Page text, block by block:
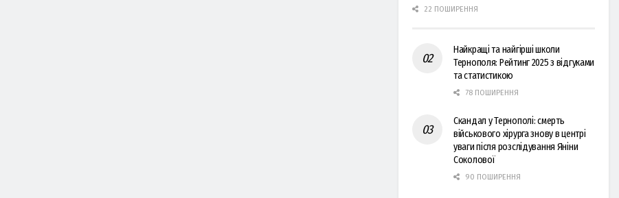
22 ПОШИРЕННЯ
Найкращі та найгірші школи
Тернополя: Рейтинг 2025 з відгуками
та статистикою
78 ПОШИРЕННЯ
Скандал у Тернополі: смерть
військового хірурга знову в центрі
уваги після розслідування Яніни
Соколової
90 ПОШИРЕННЯ